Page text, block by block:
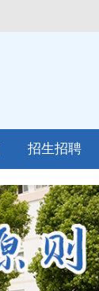
招生招聘